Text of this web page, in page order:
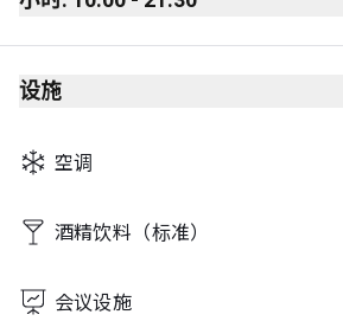
Monday
Tuesday
Thursday
Friday
Sunday
设施
空调
酒精饮料（标准）
会议设施